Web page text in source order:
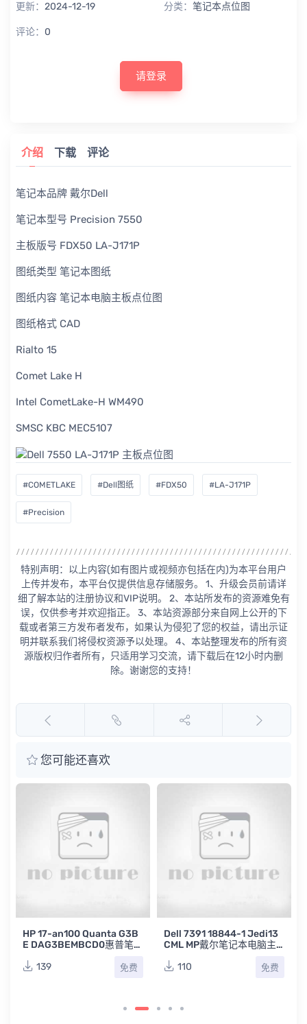
更新： 2024-12-19 分类： 笔记本点位图
评论： 0
请登录
介绍 下载 评论
笔记本品牌 戴尔Dell
笔记本型号 Precision 7550
主板版号 FDX50 LA-J171P
图纸类型 笔记本图纸
图纸内容 笔记本电脑主板点位图
图纸格式 CAD
Rialto 15
Comet Lake H
Intel CometLake-H WM490
SMSC KBC MEC5107
#COMETLAKE #Dell图纸 #FDX50 #LA-J171P
#Precision
特别声明：以上内容(如有图片或视频亦包括在内)为本平台用户
上传并发布，本平台仅提供信息存储服务。 1、升级会员前请详
细了解本站的注册协议和VIP说明。 2、本站所发布的资源难免有
误，仅供参考并欢迎指正。 3、本站资源部分来自网上公开的下
载或者第三方发布者发布，如果认为侵犯了您的权益，请出示证
明并联系我们将侵权资源予以处理。 4、本站整理发布的所有资
源版权归作者所有，只适用学习交流，请下载后在12小时内删
除。谢谢您的支持！
您可能还喜欢
HP 17-an100 Quanta G3B
E DAG3BEMBCD0惠普笔记
139
免费
Dell 7391 18844-1 Jedi13
CML MP戴尔笔记本电脑主
110
免费